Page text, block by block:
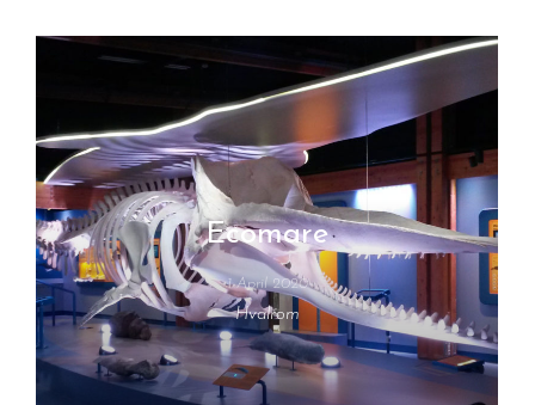
Ecomare
1 April 2020
Hvalrom